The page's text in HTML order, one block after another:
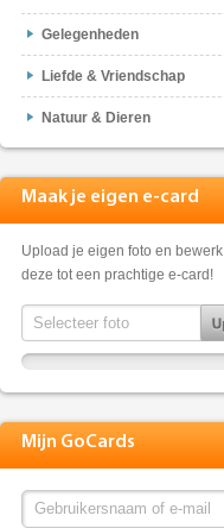
Gelegenheden
Liefde & Vriendschap
Natuur & Dieren
Maak je eigen e-card
Upload je eigen foto en bewerk
deze tot een prachtige e-card!
Mijn GoCards